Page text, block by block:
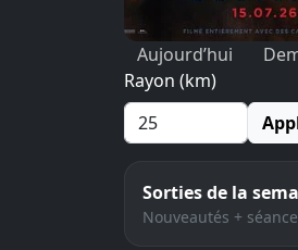
Aujourd’hui
Rayon (km)
Sorties de la
Nouveautés +